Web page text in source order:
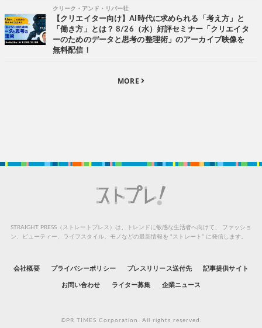
クリーク・アンド・リバー社
【クリエイター向け】AI時代に求められる「考え方」と
「働き方」とは？ 8/26（水）好評セミナー「クリエイタ
ーのためのデータと思考の整理術」のアーカイブ映像を
無料配信！
MORE
STRAIGHT PRESS（ストレートプレス）は、トレンドに敏感な生活者へ向けて、
ファッショ
ン、ビューティー、ライフスタイル、モノなどの最新情報を “ストレート” に発信します。
会社概要 プライバシーポリシー プレスリリース送付先 記事提供サイト
お問い合わせ ライター募集 企業ニュース
©PR TIMES Corporation. All rights reserved.